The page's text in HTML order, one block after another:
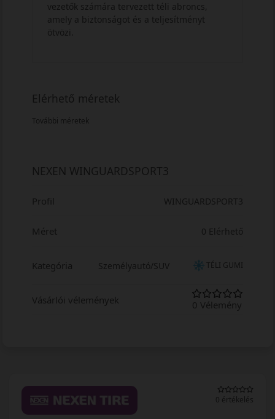
vezetők számára tervezett téli abroncs,
amely a biztonságot és a teljesítményt
ötvözi.
Elérhető méretek
További méretek
NEXEN WINGUARDSPORT3
Profil WINGUARDSPORT3
Méret 0 Elérhető
Kategória Személyautó/SUV TÉLI GUMI
Vásárlói vélemények 0 Vélemény
0 értékelés